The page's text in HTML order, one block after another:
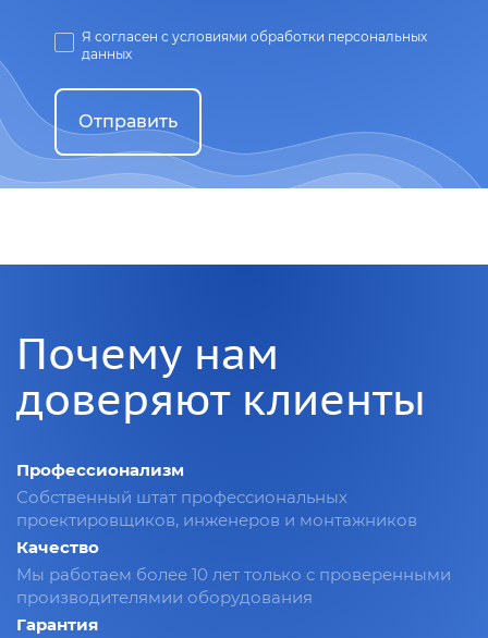
Я согласен с условиями обработки персональных
данных
Отправить
Почему нам
доверяют клиенты
Профессионализм
Собственный штат профессиональных
проектировщиков, инженеров и монтажников
Качество
Мы работаем более 10 лет только с проверенными
производителямии оборудования
Гарантия